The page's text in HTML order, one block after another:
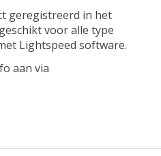
geregistreerd in het
voor alle type
Lightspeed software.
aan via